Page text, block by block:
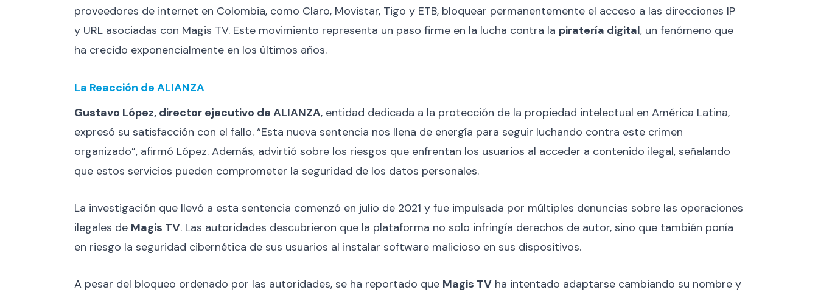
proveedores de internet en Colombia, como Claro, Movistar, Tigo y ETB, bloquear permanentemente el acceso a las direcciones IP
y URL asociadas con Magis TV. Este movimiento representa un paso firme en la lucha contra la piratería digital, un fenómeno que
ha crecido exponencialmente en los últimos años.
La Reacción de ALIANZA
Gustavo López, director ejecutivo de ALIANZA, entidad dedicada a la protección de la propiedad intelectual en América Latina,
expresó su satisfacción con el fallo. “Esta nueva sentencia nos llena de energía para seguir luchando contra este crimen
organizado”, afirmó López. Además, advirtió sobre los riesgos que enfrentan los usuarios al acceder a contenido ilegal, señalando
que estos servicios pueden comprometer la seguridad de los datos personales.
La investigación que llevó a esta sentencia comenzó en julio de 2021 y fue impulsada por múltiples denuncias sobre las operaciones
ilegales de Magis TV. Las autoridades descubrieron que la plataforma no solo infringía derechos de autor, sino que también ponía
en riesgo la seguridad cibernética de sus usuarios al instalar software malicioso en sus dispositivos.
A pesar del bloqueo ordenado por las autoridades, se ha reportado que Magis TV ha intentado adaptarse cambiando su nombre y